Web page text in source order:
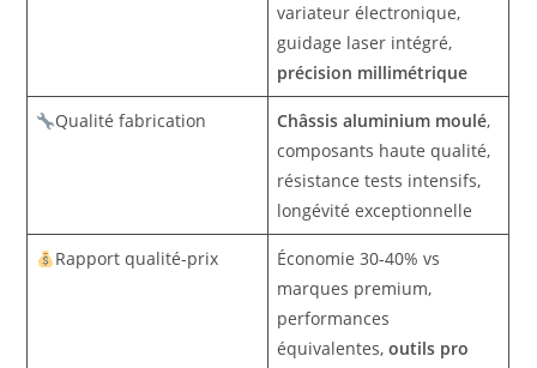
variateur électronique,
guidage laser intégré,
précision millimétrique
Qualité fabrication Châssis aluminium moulé,
composants haute qualité,
résistance tests intensifs,
longévité exceptionnelle
Rapport qualité-prix
Économie 30-40% vs
marques premium,
performances
équivalentes,outils pro